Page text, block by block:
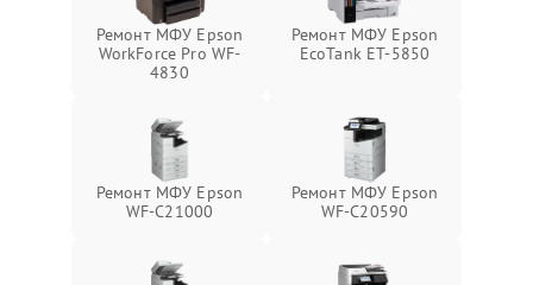
Ремонт МФУ Epson
WorkForce Pro WF-
4830
Ремонт МФУ Epson
EcoTank ET-5850
Ремонт МФУ Epson
WF-C21000
Ремонт МФУ Epson
WF-C20590